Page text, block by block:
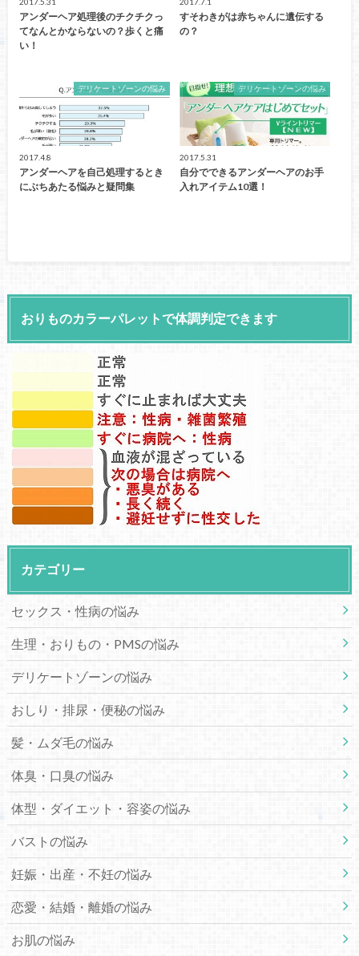
アンダーヘア処理後のチクチクっ
てなんとかならないの？歩くと痛
い！
すそわきがは赤ちゃんに遺伝する
の？
デリケートゾーンの悩み
2017.4.8
アンダーヘアを自己処理するとき
にぶちあたる悩みと疑問集
デリケートゾーンの悩み
2017.5.31
自分でできるアンダーヘアのお手
入れアイテム10選！
おりものカラーパレットで体調判定できます
カテゴリー
セックス・性病の悩み
生理・おりもの・PMSの悩み
デリケートゾーンの悩み
おしり・排尿・便秘の悩み
髪・ムダ毛の悩み
体臭・口臭の悩み
体型・ダイエット・容姿の悩み
バストの悩み
妊娠・出産・不妊の悩み
恋愛・結婚・離婚の悩み
お肌の悩み